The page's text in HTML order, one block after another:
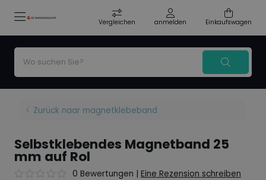
Vergleichen anmelden Einkaufswagen
Zurück naar magnetklebeband
Selbstklebendes Magnetband 25
mm auf Rol
0 Bewertungen | Eine Rezension schreiben